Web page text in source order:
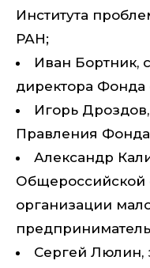
Института
РАН;
Иван Бортник,
директора Фонда
Игорь
Правления Фонда
Александр
Общероссийской
организации
Сергей Люлин,